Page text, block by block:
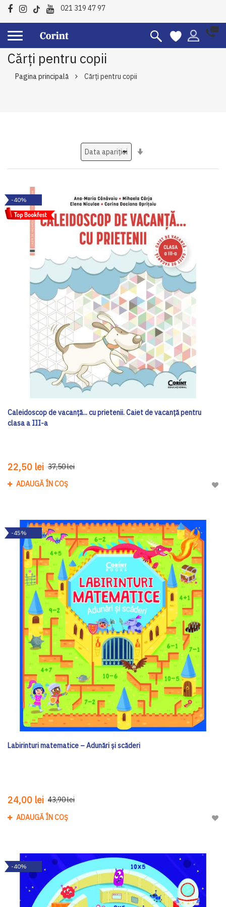
021 319 47 97
Cărți pentru copii
Pagina principală Cărți pentru copii
-40%
Caleidoscop de vacanță... cu prietenii. Caiet de vacanţă pentru
clasa a III-a
22,50 lei 37,50 lei
ADAUGĂ ÎN COȘ
-45%
Labirinturi matematice – Adunări și scăderi
24,00 lei 43,90 lei
ADAUGĂ ÎN COȘ
-40%